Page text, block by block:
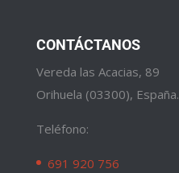
CONTÁCTANOS
Vereda las Acacias, 89
Orihuela (03300), España.
Teléfono:
691 920 756